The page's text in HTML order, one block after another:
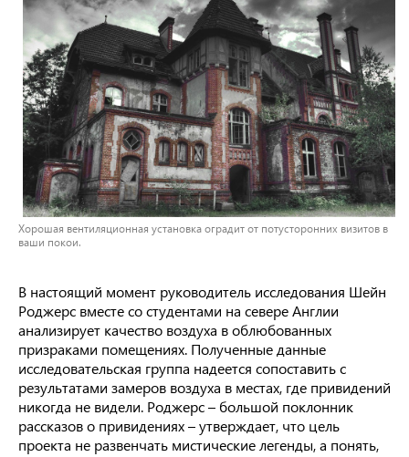
Хорошая вентиляционная установка оградит от потусторонних визитов в
ваши покои.
В настоящий момент руководитель исследования Шейн
Роджерс вместе со студентами на севере Англии
анализирует качество воздуха в облюбованных
призраками помещениях. Полученные данные
исследовательская группа надеется сопоставить с
результатами замеров воздуха в местах, где привидений
никогда не видели. Роджерс – большой поклонник
рассказов о привидениях – утверждает, что цель
проекта не развенчать мистические легенды, а понять,